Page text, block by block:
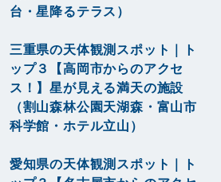
台・星降るテラス）
三重県の天体観測スポット｜ト
ップ３【高岡市からのアクセ
ス！】星が見える満天の施設
（割山森林公園天湖森・富山市
科学館・ホテル立山）
愛知県の天体観測スポット｜ト